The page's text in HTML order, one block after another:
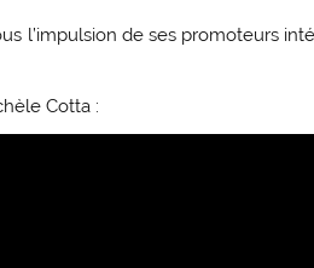
l’impulsion de ses promoteurs
Cotta :